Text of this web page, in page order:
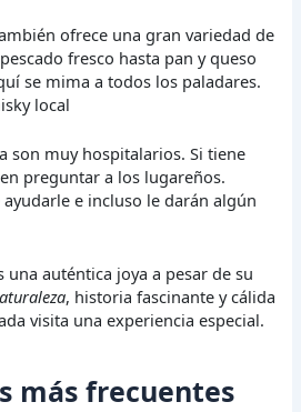
ofrece una gran variedad de
fresco hasta pan y queso
se mima a todos los paladares.
local
son muy hospitalarios. Si tiene
preguntar a los lugareños.
e incluso le darán algún
una auténtica joya a pesar de su
, historia fascinante y cálida
visita una experiencia especial.
más frecuentes